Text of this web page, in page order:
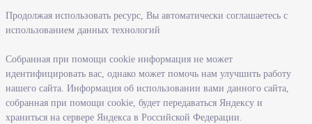
Службы и учреждения, подведомственные министерству
Поступление на государственную гражданскую службу
Информация
Регистрация в целях поиска работы
Меры государственной поддержки в сфере занятости населения
Продолжая использовать ресурс, Вы автоматически соглашаетесь с
использованием данных технологий
Собранная при помощи cookie информация не может
идентифицировать вас, однако может помочь нам улучшить работу
нашего сайта. Информация об использовании вами данного сайта,
собранная при помощи cookie, будет передаваться Яндексу и
храниться на сервере Яндекса в Российской Федерации.